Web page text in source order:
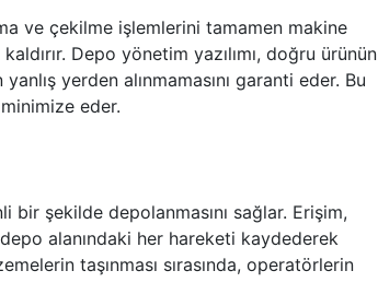
ve çekilme işlemlerini tamamen makine
Depo yönetim yazılımı, doğru ürünün
yerden alınmamasını garanti eder. Bu
eder.
şekilde depolanmasını sağlar. Erişim,
alanındaki her hareketi kaydederek
taşınması sırasında, operatörlerin